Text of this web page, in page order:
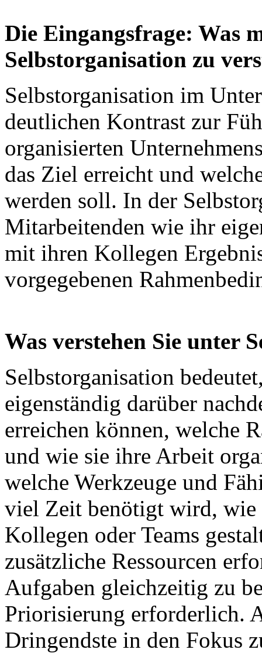
Die Eingangsfrage: Was
Selbstorganisation zu
Selbstorganisation im
deutlichen Kontrast zur
organisierten
das Ziel erreicht und
werden soll. In der
Mitarbeitenden wie ihr
mit ihren Kollegen
vorgegebenen
Was verstehen Sie unter
Selbstorganisation
eigenständig darüber
erreichen können, welche
und wie sie ihre Arbeit
welche Werkzeuge und
viel Zeit benötigt wird, wie
Kollegen oder Teams
zusätzliche Ressourcen
Aufgaben gleichzeitig zu
Priorisierung erforderlich.
Dringendste in den Fokus